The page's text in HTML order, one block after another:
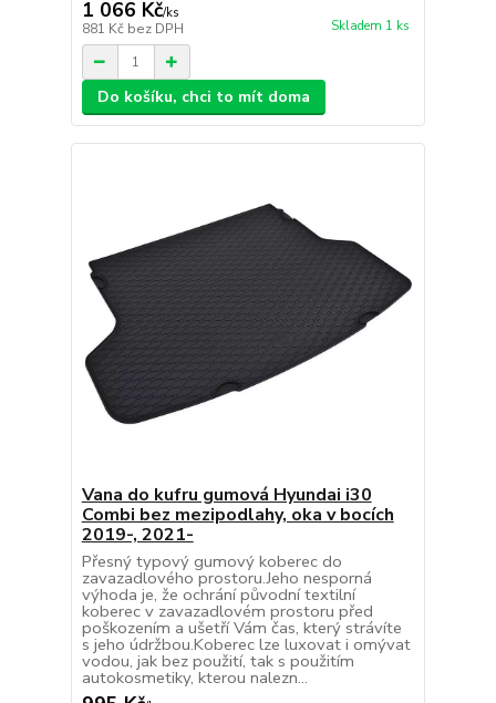
1 066 Kč/ks
881 Kč bez DPH Skladem 1 ks
Do košíku, chci to mít doma
Vana do kufru gumová Hyundai i30
Combi bez mezipodlahy, oka v bocích
2019-, 2021-
Přesný typový gumový koberec do
zavazadlového prostoru.Jeho nesporná
výhoda je, že ochrání původní textilní
koberec v zavazadlovém prostoru před
poškozením a ušetří Vám čas, který strávíte
s jeho údržbou.Koberec lze luxovat i omývat
vodou, jak bez použití, tak s použitím
autokosmetiky, kterou nalezn...